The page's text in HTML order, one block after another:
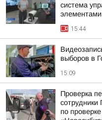
система
элементами
15:44
выборов в
15:09
Проверка
по